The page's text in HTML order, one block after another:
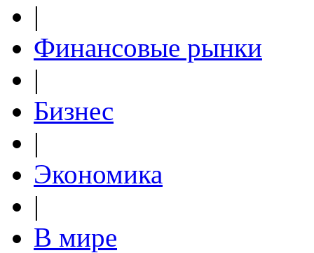
|
Финансовые рынки
|
Бизнес
|
Экономика
|
В мире